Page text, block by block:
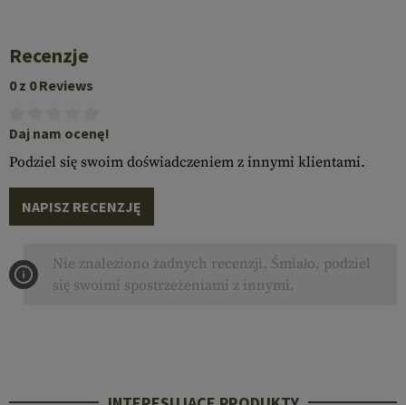
Recenzje
0 z 0 Reviews
Daj nam ocenę!
Podziel się swoim doświadczeniem z innymi klientami.
NAPISZ RECENZJĘ
Nie znaleziono żadnych recenzji. Śmiało, podziel
się swoimi spostrzeżeniami z innymi.